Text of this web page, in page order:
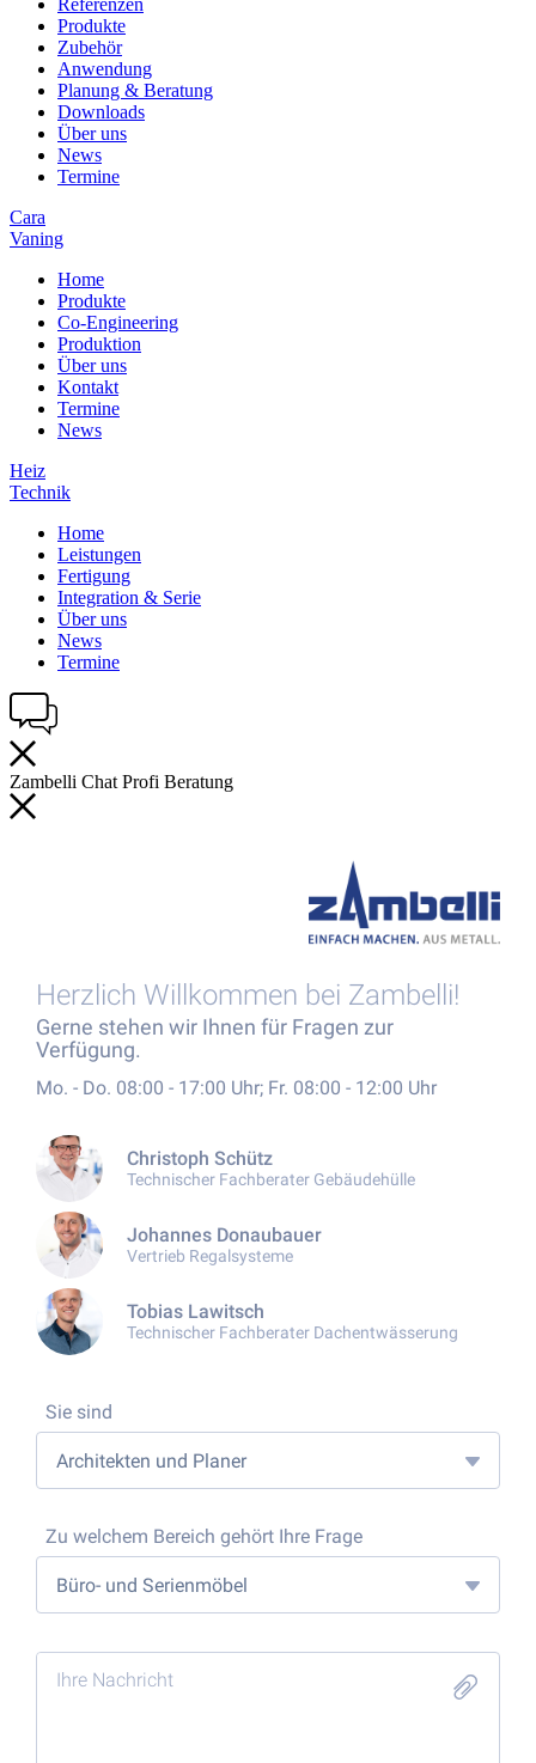
Referenzen
Produkte
Zubehör
Anwendung
Planung & Beratung
Downloads
Über uns
News
Termine
Cara
Vaning
Home
Produkte
Co-Engineering
Produktion
Über uns
Kontakt
Termine
News
Heiz
Technik
Home
Leistungen
Fertigung
Integration & Serie
Über uns
News
Termine
Zambelli Chat Profi Beratung